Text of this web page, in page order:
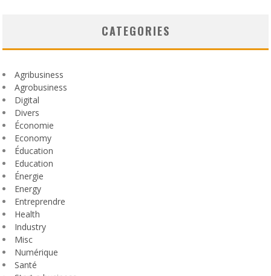
CATEGORIES
Agribusiness
Agrobusiness
Digital
Divers
Économie
Economy
Éducation
Education
Énergie
Energy
Entreprendre
Health
Industry
Misc
Numérique
Santé